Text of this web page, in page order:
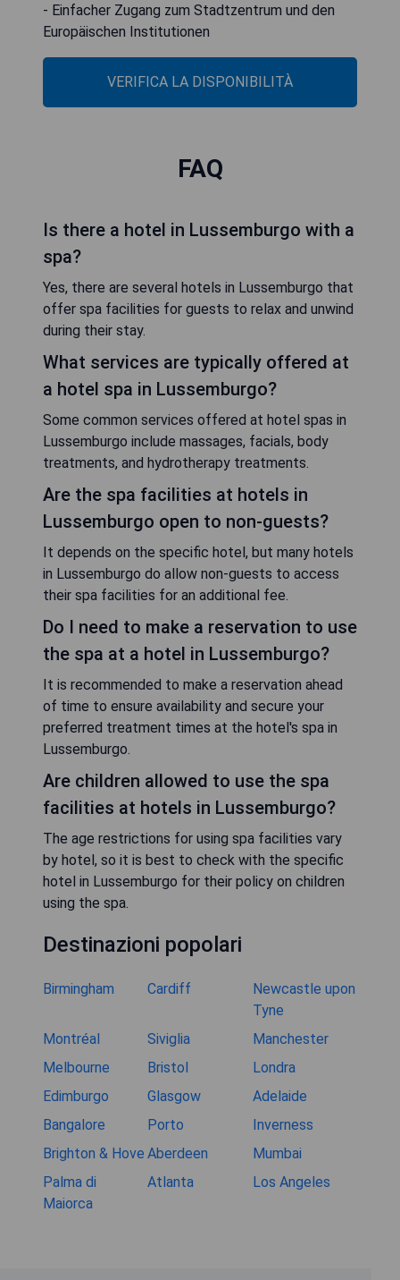
- Einfacher Zugang zum Stadtzentrum und den
Europäischen Institutionen
VERIFICA LA DISPONIBILITÀ
FAQ
Is there a hotel in Lussemburgo with a
spa?
Yes, there are several hotels in Lussemburgo that
offer spa facilities for guests to relax and unwind
during their stay.
What services are typically offered at
a hotel spa in Lussemburgo?
Some common services offered at hotel spas in
Lussemburgo include massages, facials, body
treatments, and hydrotherapy treatments.
Are the spa facilities at hotels in
Lussemburgo open to non-guests?
It depends on the specific hotel, but many hotels
in Lussemburgo do allow non-guests to access
their spa facilities for an additional fee.
Do I need to make a reservation to use
the spa at a hotel in Lussemburgo?
It is recommended to make a reservation ahead
of time to ensure availability and secure your
preferred treatment times at the hotel's spa in
Lussemburgo.
Are children allowed to use the spa
facilities at hotels in Lussemburgo?
The age restrictions for using spa facilities vary
by hotel, so it is best to check with the specific
hotel in Lussemburgo for their policy on children
using the spa.
Destinazioni popolari
Birmingham Cardiff
Newcastle upon
Tyne
Montréal
Siviglia
Manchester
Melbourne
Bristol
Londra
Edimburgo
Glasgow
Adelaide
Bangalore
Porto
Inverness
Brighton & Hove Aberdeen
Mumbai
Palma di
Maiorca
Atlanta Los Angeles